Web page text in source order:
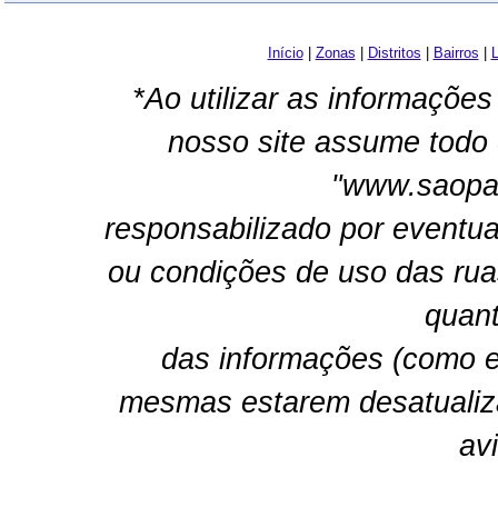
Início| Zonas Distritos Bairros
*Ao utilizar as
nosso site assume
responsabilizado por
ou condições de uso das
das informações (como
mesmas estarem